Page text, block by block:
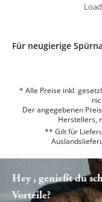
Für neugierige
* Alle Preise inkl.
Der angegebenen
Herstellers,
** Gilt für
Hey , genießt du
Vorteile?